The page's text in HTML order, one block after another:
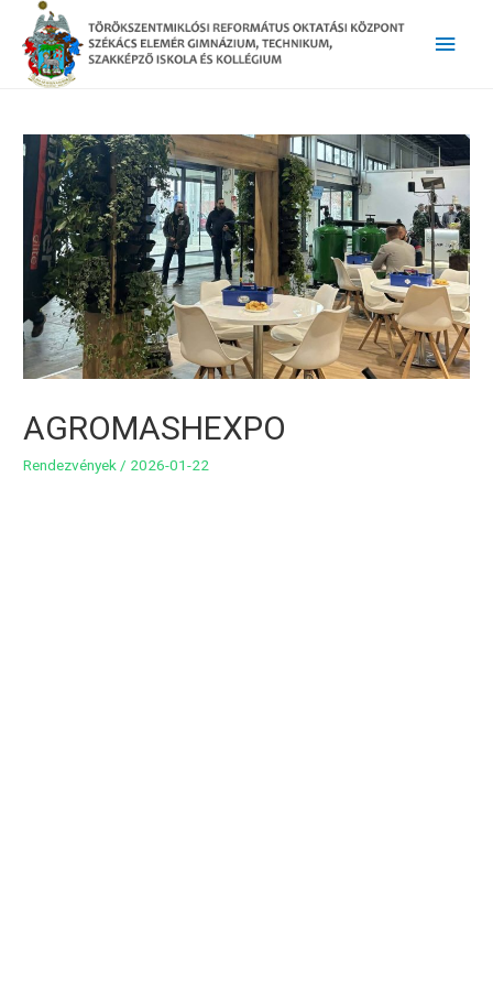
Main
AGROMASHEXPO
Rendezvények / 2026-01-22